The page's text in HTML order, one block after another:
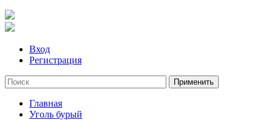
Вход
Регистрация
Главная
Уголь бурый